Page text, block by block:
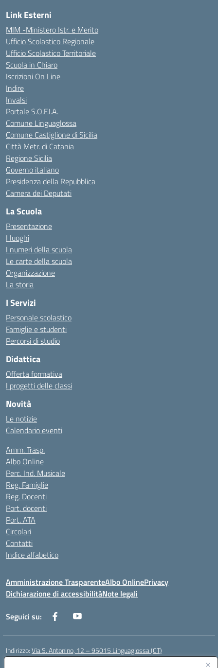
Link Esterni
MIM -Ministero Istr. e Merito
Ufficio Scolastico Regionale
Ufficio Scolastico Territoriale
Scuola in Chiaro
Iscrizioni On Line
Indire
Invalsi
Portale S.O.F.I.A.
Comune Linguaglossa
Comune Castiglione di Sicilia
Città Metr. di Catania
Regione Sicilia
Governo italiano
Presidenza della Repubblica
Camera dei Deputati
La Scuola
Presentazione
I luoghi
I numeri della scuola
Le carte della scuola
Organizzazione
La storia
I Servizi
Personale scolastico
Famiglie e studenti
Percorsi di studio
Didattica
Offerta formativa
I progetti delle classi
Novità
Le notizie
Calendario eventi
Amm. Trasp.
Albo Online
Perc. Ind. Musicale
Reg. Famiglie
Reg. Docenti
Port. docenti
Port. ATA
Circolari
Contatti
Indice alfabetico
Amministrazione TrasparenteAlbo OnlinePrivacy
Dichiarazione di accessibilitàNote legali
Seguici su:
Indirizzo:Via S. Antonino, 12 – 95015 Linguaglossa (CT)
Centralino:095 643051 Email:ctic83200r@istruzione.it